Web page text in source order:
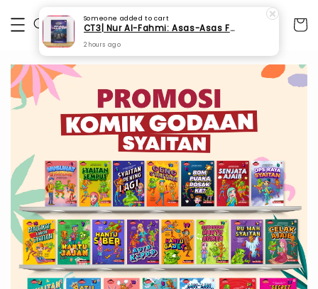
Someone added to cart
CT3| Nur Al-Fahmi: Asas-Asas Fardhu Ain (SPI 175)
2 hours ago